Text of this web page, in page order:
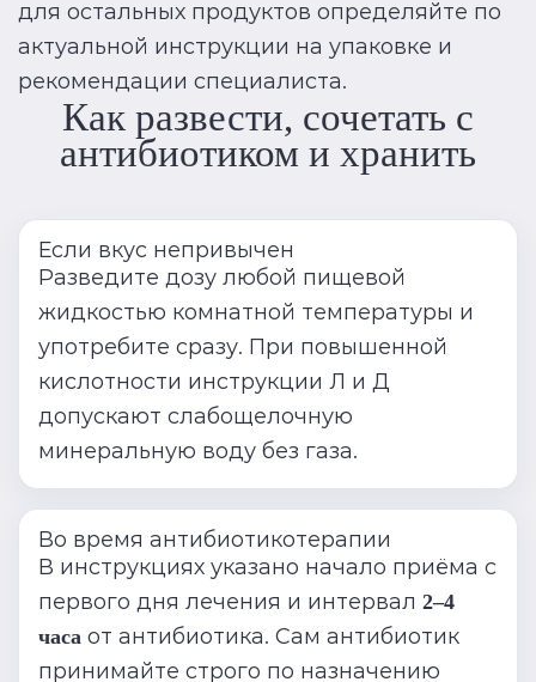
для остальных продуктов определяйте по
актуальной инструкции на упаковке и
рекомендации специалиста.
Как развести, сочетать с
антибиотиком и хранить
Если вкус непривычен
Разведите дозу любой пищевой
жидкостью комнатной температуры и
употребите сразу. При повышенной
кислотности инструкции Л и Д
допускают слабощелочную
минеральную воду без газа.
Во время антибиотикотерапии
В инструкциях указано начало приёма с
первого дня лечения и интервал 2–4
часа от антибиотика. Сам антибиотик
принимайте строго по назначению